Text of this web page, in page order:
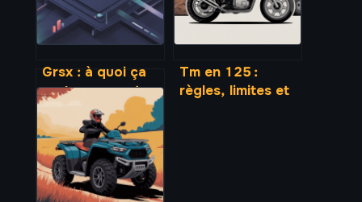
Grsx : à quoi ça
sert, comment ça
marche et
comment l’utiliser
Tm en 125 :
règles, limites et